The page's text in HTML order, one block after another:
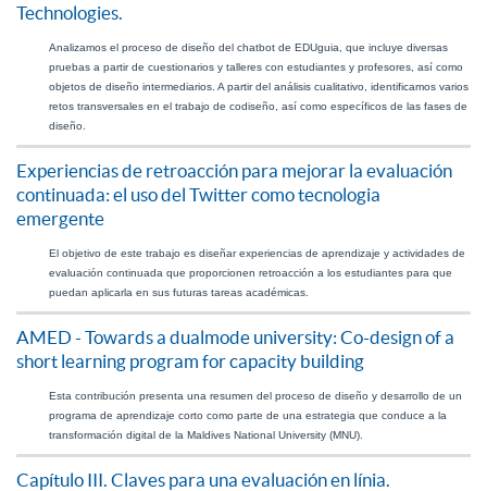
Technologies.
Analizamos el proceso de diseño del chatbot de EDUguia, que incluye diversas
pruebas a partir de cuestionarios y talleres con estudiantes y profesores, así como
objetos de diseño intermediarios. A partir del análisis cualitativo, identificamos varios
retos transversales en el trabajo de codiseño, así como específicos de las fases de
diseño.
Experiencias de retroacción para mejorar la evaluación
continuada: el uso del Twitter como tecnologia
emergente
El objetivo de este trabajo es diseñar experiencias de aprendizaje y actividades de
evaluación continuada que proporcionen retroacción a los estudiantes para que
puedan aplicarla en sus futuras tareas académicas.
AMED - Towards a dualmode university: Co-design of a
short learning program for capacity building
Esta contribución presenta una resumen del proceso de diseño y desarrollo de un
programa de aprendizaje corto como parte de una estrategia que conduce a la
transformación digital de la Maldives National University (MNU).
Capítulo III. Claves para una evaluación en línia.